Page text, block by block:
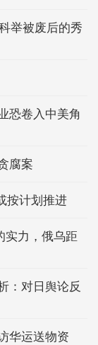
举被废后的秀
恐卷入中美角
腐案
按计划推进
实力，俄乌距
：对日舆论反
华运送物资